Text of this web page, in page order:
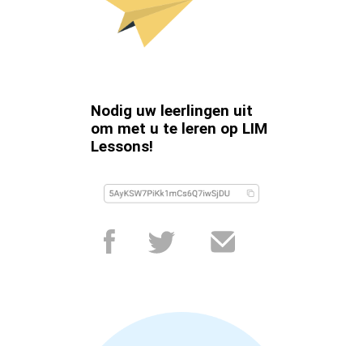
Nodig uw leerlingen uit
om met u te leren op LIM
Lessons!